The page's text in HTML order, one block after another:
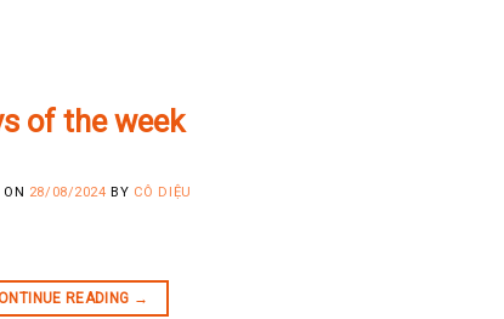
of the week
ON 28/08/2024 BY CÔ DIỆU
READING →